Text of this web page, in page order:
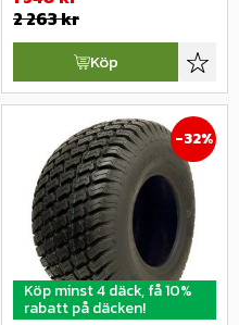
i favoriter
2 263kr
Lägg
Köp
Köp minst 4 däck, få 10%
rabatt på däcken!
32%